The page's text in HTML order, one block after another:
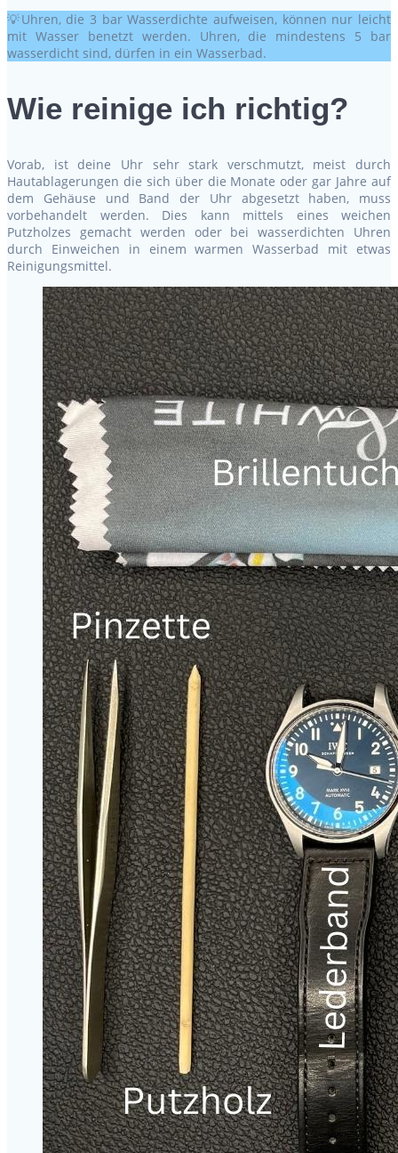
💡Uhren, die 3 bar Wasserdichte aufweisen, können nur leicht
mit Wasser benetzt werden. Uhren, die mindestens 5 bar
wasserdicht sind, dürfen in ein Wasserbad.
Wie reinige ich richtig?
Vorab, ist deine Uhr sehr stark verschmutzt, meist durch
Hautablagerungen die sich über die Monate oder gar Jahre auf
dem Gehäuse und Band der Uhr abgesetzt haben, muss
vorbehandelt werden. Dies kann mittels eines weichen
Putzholzes gemacht werden oder bei wasserdichten Uhren
durch Einweichen in einem warmen Wasserbad mit etwas
Reinigungsmittel.